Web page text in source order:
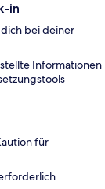
in
bei deiner
Informationen
für